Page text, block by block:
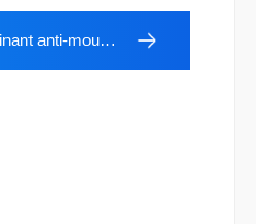
CD20 antibody